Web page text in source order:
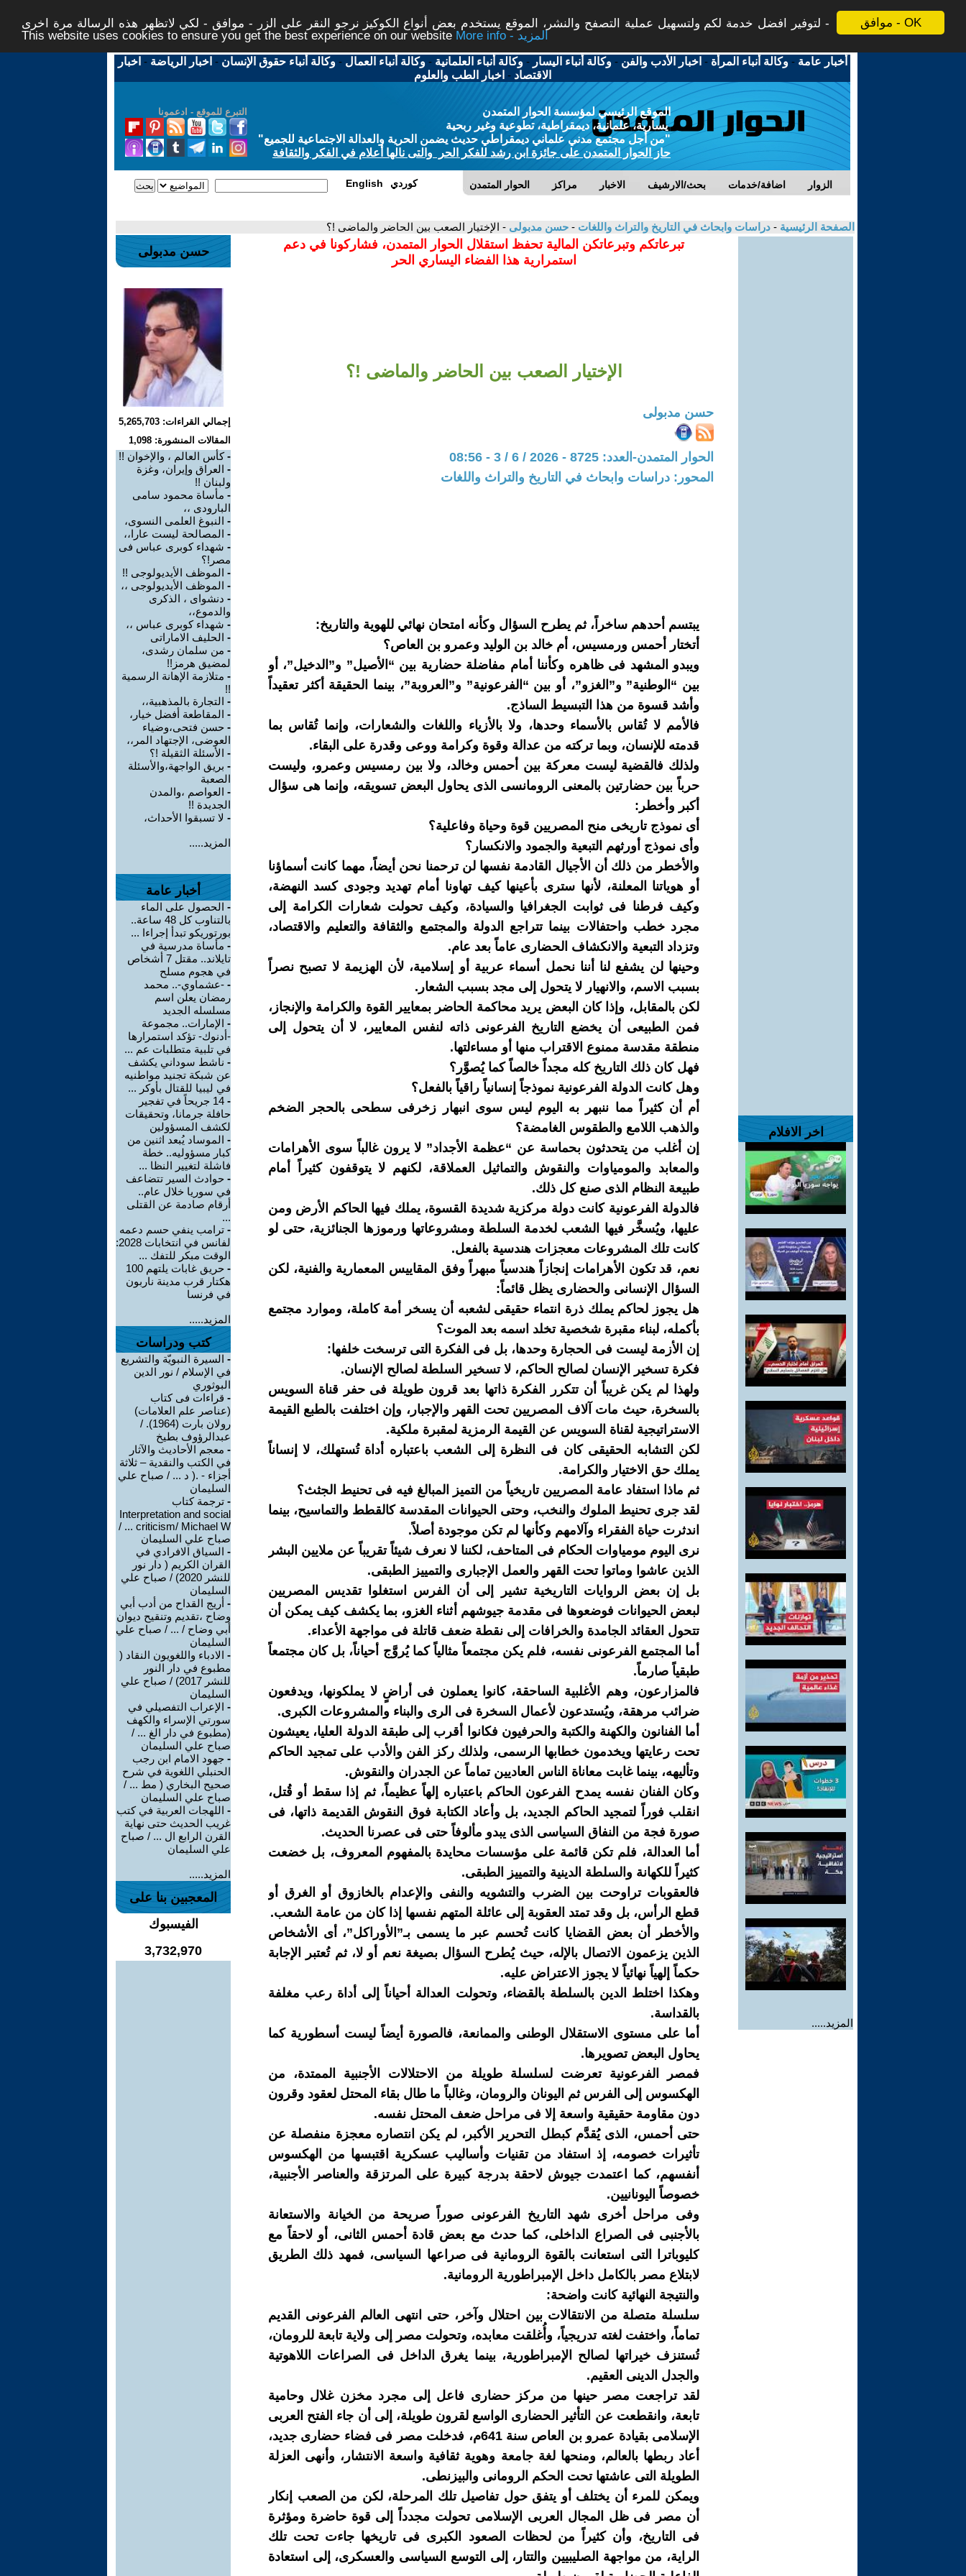
موافق - OK
لتوفير افضل خدمة لكم ولتسهيل عملية التصفح والنشر، الموقع يستخدم بعض أنواع الكوكيز نرجو النقر على الزر - موافق - لكي لاتظهر هذه الرسالة مرة اخرى -
This website uses cookies to ensure you get the best experience on our website
More info - المزيد
أخبار عامة -وكالة أنباء المرأة - اخبار الأدب والفن -وكالة أنباء اليسار -وكالة أنباء العلمانية -وكالة أنباء العمال -وكالة أنباء حقوق الإنسان - اخبار الرياضة - اخبار
الاقتصاد - اخبار الطب والعلوم
التبرع للموقع - ادعمونا
الموقع الرئيسي لمؤسسة الحوار المتمدن
يسارية، علمانية، ديمقراطية، تطوعية وغير ربحية
"من أجل مجتمع مدني علماني ديمقراطي حديث يضمن الحرية والعدالة الاجتماعية للجميع"
حاز الحوار المتمدن على جائزة ابن رشد للفكر الحر والتى نالها أعلام في الفكر والثقافة
الحوار المتمدن مراكز الاخبار بحث/الارشيف اضافة/خدمات الزوار English كوردي
الصفحة الرئيسية - دراسات وابحاث في التاريخ والتراث واللغات - حسن مدبولى - الإختيار الصعب بين الحاضر والماضى !؟
اخر الافلام
المزيد.....
تبرعاتكم وتبرعاتكن المالية تحفظ استقلال الحوار المتمدن، فشاركونا في دعم
استمرارية هذا الفضاء اليساري الحر
الإختيار الصعب بين الحاضر والماضى !؟
حسن مدبولى
الحوار المتمدن-العدد: 8725 - 2026 / 6 / 3 - 08:56
المحور: دراسات وابحاث في التاريخ والتراث واللغات
يبتسم أحدهم ساخراً، ثم يطرح السؤال وكأنه امتحان نهائي للهوية والتاريخ:
أتختار أحمس ورمسيس، أم خالد بن الوليد وعمرو بن العاص؟
ويبدو المشهد فى ظاهره وكأننا أمام مفاضلة حضارية بين “الأصيل” و”الدخيل”، أو
بين “الوطنية” و”الغزو”، أو بين “الفرعونية” و”العروبة”، بينما الحقيقة أكثر تعقيداً
وأشد قسوة من هذا التبسيط الساذج.
فالأمم لا تُقاس بالأسماء وحدها، ولا بالأزياء واللغات والشعارات، وإنما تُقاس بما
قدمته للإنسان، وبما تركته من عدالة وقوة وكرامة ووعى وقدرة على البقاء.
ولذلك فالقضية ليست معركة بين أحمس وخالد، ولا بين رمسيس وعمرو، وليست
حرباً بين حضارتين بالمعنى الرومانسى الذى يحاول البعض تسويقه، وإنما هى سؤال
أكبر وأخطر:
أى نموذج تاريخى منح المصريين قوة وحياة وفاعلية؟
وأى نموذج أورثهم التبعية والجمود والانكسار؟
والأخطر من ذلك أن الأجيال القادمة نفسها لن ترحمنا نحن أيضاً، مهما كانت أسماؤنا
أو هوياتنا المعلنة، لأنها سترى بأعينها كيف تهاونا أمام تهديد وجودى كسد النهضة،
وكيف فرطنا فى ثوابت الجغرافيا والسيادة، وكيف تحولت شعارات الكرامة إلى
مجرد خطب واحتفالات بينما تتراجع الدولة والمجتمع والثقافة والتعليم والاقتصاد،
وتزداد التبعية والانكشاف الحضارى عاماً بعد عام.
وحينها لن يشفع لنا أننا نحمل أسماء عربية أو إسلامية، لأن الهزيمة لا تصبح نصراً
بسبب الاسم، والانهيار لا يتحول إلى مجد بسبب الشعار.
لكن بالمقابل، وإذا كان البعض يريد محاكمة الحاضر بمعايير القوة والكرامة والإنجاز،
فمن الطبيعى أن يخضع التاريخ الفرعونى ذاته لنفس المعايير، لا أن يتحول إلى
منطقة مقدسة ممنوع الاقتراب منها أو مساءلتها.
فهل كان ذلك التاريخ كله مجداً خالصاً كما يُصوَّر؟
وهل كانت الدولة الفرعونية نموذجاً إنسانياً راقياً بالفعل؟
أم أن كثيراً مما ننبهر به اليوم ليس سوى انبهار زخرفى سطحى بالحجر الضخم
والذهب اللامع والطقوس الغامضة؟
إن أغلب من يتحدثون بحماسة عن “عظمة الأجداد” لا يرون غالباً سوى الأهرامات
والمعابد والمومياوات والنقوش والتماثيل العملاقة، لكنهم لا يتوقفون كثيراً أمام
طبيعة النظام الذى صنع كل ذلك.
فالدولة الفرعونية كانت دولة مركزية شديدة القسوة، يملك فيها الحاكم الأرض ومن
عليها، ويُسخَّر فيها الشعب لخدمة السلطة ومشروعاتها ورموزها الجنائزية، حتى لو
كانت تلك المشروعات معجزات هندسية بالفعل.
نعم، قد تكون الأهرامات إنجازاً هندسياً مبهراً وفق المقاييس المعمارية والفنية، لكن
السؤال الإنسانى والحضارى يظل قائماً:
هل يجوز لحاكم يملك ذرة انتماء حقيقى لشعبه أن يسخر أمة كاملة، وموارد مجتمع
بأكمله، لبناء مقبرة شخصية تخلد اسمه بعد الموت؟
إن الأزمة ليست فى الحجارة وحدها، بل فى الفكرة التى ترسخت خلفها:
فكرة تسخير الإنسان لصالح الحاكم، لا تسخير السلطة لصالح الإنسان.
ولهذا لم يكن غريباً أن تتكرر الفكرة ذاتها بعد قرون طويلة فى حفر قناة السويس
بالسخرة، حيث مات آلاف المصريين تحت القهر والإجبار، وإن اختلفت بالطبع القيمة
الاستراتيجية لقناة السويس عن القيمة الرمزية لمقبرة ملكية.
لكن التشابه الحقيقى كان فى النظرة إلى الشعب باعتباره أداة تُستهلك، لا إنساناً
يملك حق الاختيار والكرامة.
ثم ماذا استفاد عامة المصريين تاريخياً من التميز المبالغ فيه فى تحنيط الجثث؟
لقد جرى تحنيط الملوك والنخب، وحتى الحيوانات المقدسة كالقطط والتماسيح، بينما
اندثرت حياة الفقراء وآلامهم وكأنها لم تكن موجودة أصلاً.
نرى اليوم مومياوات الحكام فى المتاحف، لكننا لا نعرف شيئاً تقريباً عن ملايين البشر
الذين عاشوا وماتوا تحت القهر والعمل الإجبارى والتمييز الطبقى.
بل إن بعض الروايات التاريخية تشير إلى أن الفرس استغلوا تقديس المصريين
لبعض الحيوانات فوضعوها فى مقدمة جيوشهم أثناء الغزو، بما يكشف كيف يمكن أن
تتحول العقائد الجامدة والخرافات إلى نقطة ضعف قاتلة فى مواجهة الأعداء.
أما المجتمع الفرعونى نفسه، فلم يكن مجتمعاً مثالياً كما يُروَّج أحياناً، بل كان مجتمعاً
طبقياً صارماً.
فالمزارعون، وهم الأغلبية الساحقة، كانوا يعملون فى أراضٍ لا يملكونها، ويدفعون
ضرائب مرهقة، ويُستدعون لأعمال السخرة فى الرى والبناء والمشروعات الكبرى.
أما الفنانون والكهنة والكتبة والحرفيون فكانوا أقرب إلى طبقة الدولة العليا، يعيشون
تحت رعايتها ويخدمون خطابها الرسمى، ولذلك ركز الفن والأدب على تمجيد الحاكم
وتأليهه، بينما غابت معاناة الناس العاديين تماماً عن الجدران والنقوش.
وكان الفنان نفسه يمدح الفرعون الحاكم باعتباره إلهاً عظيماً، ثم إذا سقط أو قُتل،
انقلب فوراً لتمجيد الحاكم الجديد، بل وأعاد الكتابة فوق النقوش القديمة ذاتها، فى
صورة فجة من النفاق السياسى الذى يبدو مألوفاً حتى فى عصرنا الحديث.
أما العدالة، فلم تكن قائمة على مؤسسات محايدة بالمفهوم المعروف، بل خضعت
كثيراً للكهانة والسلطة الدينية والتمييز الطبقى.
فالعقوبات تراوحت بين الضرب والتشويه والنفى والإعدام بالخازوق أو الغرق أو
قطع الرأس، بل وقد تمتد العقوبة إلى عائلة المتهم نفسها إذا كان من عامة الشعب.
والأخطر أن بعض القضايا كانت تُحسم عبر ما يسمى بـ”الأوراكل”، أى الأشخاص
الذين يزعمون الاتصال بالإله، حيث يُطرح السؤال بصيغة نعم أو لا، ثم تُعتبر الإجابة
حكماً إلهياً نهائياً لا يجوز الاعتراض عليه.
وهكذا اختلط الدين بالسلطة بالقضاء، وتحولت العدالة أحياناً إلى أداة رعب مغلفة
بالقداسة.
أما على مستوى الاستقلال الوطنى والممانعة، فالصورة أيضاً ليست أسطورية كما
يحاول البعض تصويرها.
فمصر الفرعونية تعرضت لسلسلة طويلة من الاحتلالات الأجنبية الممتدة، من
الهكسوس إلى الفرس ثم اليونان والرومان، وغالباً ما طال بقاء المحتل لعقود وقرون
دون مقاومة حقيقية واسعة إلا فى مراحل ضعف المحتل نفسه.
حتى أحمس، الذى يُقدَّم كبطل التحرير الأكبر، لم يكن انتصاره معجزة منفصلة عن
تأثيرات خصومه، إذ استفاد من تقنيات وأساليب عسكرية اقتبسها من الهكسوس
أنفسهم، كما اعتمدت جيوش لاحقة بدرجة كبيرة على المرتزقة والعناصر الأجنبية،
خصوصاً اليونانيين.
وفى مراحل أخرى شهد التاريخ الفرعونى صوراً صريحة من الخيانة والاستعانة
بالأجنبى فى الصراع الداخلى، كما حدث مع بعض قادة أحمس الثانى، أو لاحقاً مع
كليوباترا التى استعانت بالقوة الرومانية فى صراعها السياسى، فمهد ذلك الطريق
لابتلاع مصر بالكامل داخل الإمبراطورية الرومانية.
والنتيجة النهائية كانت واضحة:
سلسلة متصلة من الانتقالات بين احتلال وآخر، حتى انتهى العالم الفرعونى القديم
تماماً، واختفت لغته تدريجياً، وأُغلقت معابده، وتحولت مصر إلى ولاية تابعة للرومان،
تُستنزف خيراتها لصالح الإمبراطورية، بينما يغرق الداخل فى الصراعات اللاهوتية
والجدل الدينى العقيم.
لقد تراجعت مصر حينها من مركز حضارى فاعل إلى مجرد مخزن غلال وحامية
تابعة، وانقطعت عن التأثير الحضارى الواسع لقرون طويلة، إلى أن جاء الفتح العربى
الإسلامى بقيادة عمرو بن العاص سنة 641م، فدخلت مصر فى فضاء حضارى جديد،
أعاد ربطها بالعالم، ومنحها لغة جامعة وهوية ثقافية واسعة الانتشار، وأنهى العزلة
الطويلة التى عاشتها تحت الحكم الرومانى والبيزنطى.
ويمكن للمرء أن يختلف أو يتفق حول تفاصيل تلك المرحلة، لكن من الصعب إنكار
أن مصر فى ظل المجال العربى الإسلامى تحولت مجدداً إلى قوة حاضرة ومؤثرة
فى التاريخ، وأن كثيراً من لحظات الصعود الكبرى فى تاريخها جاءت تحت تلك
الراية، من مواجهة الصليبيين والتتار، إلى التوسع السياسى والعسكرى، إلى استعادة
حسن مدبولى
إجمالي القراءات: 5,265,703
المقالات المنشورة: 1,098
-كأس العالم ، والإخوان !!
- العراق وإيران، وغزة
ولبنان !!
- مأساة محمود سامى
البارودى ،،
- النبوغ العلمى النسوى،
- المصالحة ليست عارا،،
- شهداء كوبرى عباس فى
مصر!؟
- الموظف الأيديولوجى !!
- الموظف الأيديولوجى ،،
- دنشواى ، الذكرى
والدموع،،
- شهداء كوبرى عباس ،،
- الحليف الاماراتى
- من سلمان رشدى،
لمضيق هرمز!!
- متلازمة الإهانة الرسمية
!!
- التجارة بالمذهبية،،
- المقاطعة أفضل خيار،
- حسن فتحى،وضياء
العوضى، الإجتهاد المر،،
- الأسئلة الثقيلة !؟
- بريق الواجهة،والأسئلة
الصعبة
- العواصم ،والمدن
الجديدة !!
- لا تسبقوا الأحداث،
المزيد.....
أخبار عامة
- الحصول على الماء
بالتناوب كل 48 ساعة..
بورتوريكو تبدأ إجراءا ...
- مأساة مدرسية في
تايلاند.. مقتل 7 أشخاص
في هجوم مسلح
- -عشماوي-.. محمد
رمضان يعلن اسم
مسلسله الجديد
- الإمارات.. مجموعة
-أدنوك- تؤكد استمرارها
في تلبية متطلبات عم ...
- ناشط سوداني يكشف
عن شبكة تجنيد مواطنيه
في ليبيا للقتال بأوكر ...
-
14 جريحاً في تفجير
حافلة جرمانا، وتحقيقات
لكشف المسؤولين
- الموساد يُبعد اثنين من
كبار مسؤوليه.. خطة
فاشلة لتغيير النظا ...
- حوادث السير تتضاعف
في سوريا خلال عام..
أرقام صادمة عن القتلى
...
- ترامب ينفي حسم دعمه
لفانس في انتخابات 2028:
الوقت مبكر للتفك ...
-
حريق غابات يلتهم 100
هكتار قرب مدينة ناربون
في فرنسا
المزيد.....
كتب ودراسات
- السيرة النبويّة والتشريع
في الإسلام / نور الدين
البوثوري
- قراءات فى كتاب
(عناصر علم العلامات)
رولان بارت (1964). /
عبدالرؤوف بطيخ
- معجم الأحاديث والآثار
في الكتب والنقدية – ثلاثة
أجزاء - .( د ... / صباح علي
السليمان
- ترجمة كتاب
Interpretation and social
criticism/ Michael W ... /
صباح علي السليمان
- السياق الافرادي في
القران الكريم ( دار نور
للنشر 2020) / صباح علي
السليمان
- أريج القداح من أدب أبي
وضاح ،تقديم وتنقيح ديوان
أبي وضاح / ... / صباح علي
السليمان
- الادباء واللغويون النقاد (
مطبوع في دار النور
للنشر 2017) / صباح علي
السليمان
- الإعراب التفصيلي في
سورتي الإسراء والكهف
(مطبوع في دار الغ ... /
صباح علي السليمان
- جهود الامام ابن رجب
الحنبلي اللغوية في شرح
صحيح البخاري ( مط ... /
صباح علي السليمان
- اللهجات العربية في كتب
غريب الحديث حتى نهاية
القرن الرابع ال ... / صباح
علي السليمان
المزيد.....
المعجبين بنا على
الفيسبوك
3,732,970